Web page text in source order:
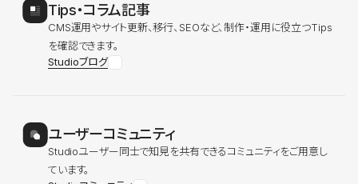
Tips・コラム記事
CMS運用やサイト更新、移行、SEOなど、制作・運用に役立つTips
を確認できます。
Studioブログ
ユーザーコミュニティ
Studioユーザー同士で知見を共有できるコミュニティをご用意し
ています。